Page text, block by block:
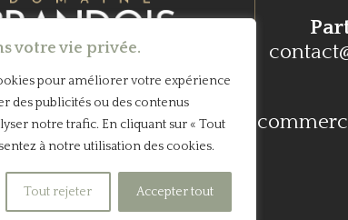
votre vie privée.
pour améliorer votre expérience
des publicités ou des contenus
notre trafic. En cliquant sur « Tout
à notre utilisation des cookies.
Tout rejeter Accepter tout